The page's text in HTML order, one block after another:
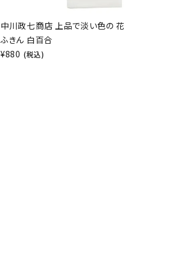
中川政七商店 上品で淡い色の 花
ふきん 白百合
¥880 (税込)